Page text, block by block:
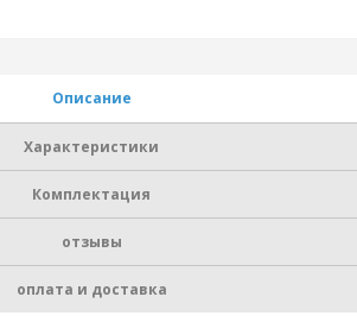
Описание
Характеристики
Комплектация
отзывы
оплата и доставка